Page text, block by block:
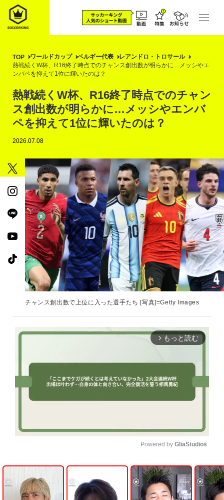
TOP ワールドカップ ベルギー代表
レアンドロ・トロサール
熱戦続くW杯、R16終了時点でのチャンス創出数が明らかに…メッシやエ
ンバペを抑えて1位に輝いたのは？
熱戦続くW杯、R16終了時点でのチャン
ス創出数が明らかに…メッシやエンバ
ペを抑えて1位に輝いたのは？
2026.07.08
チャンス創出数で上位に入った選手たち [写真]=Getty Images
arrow_forward_ios もっと読む
U
n
m
u
Powered by GliaStudios